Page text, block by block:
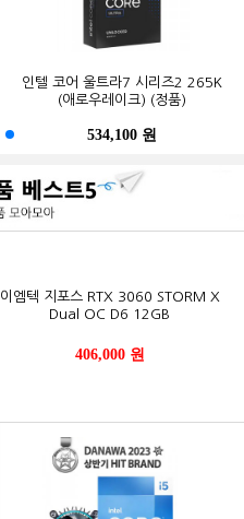
인텔 코어 울트라7 시리즈2 265K
(애로우레이크) (정품)
534,100 원
마이크론 Crucial DDR5-5600 CL46
PRO 대원씨티에스 (16GB)
387,000 원
ASUS TUF Gaming B850-PLUS WIFI
STCOM(조립용)
339,000 원
MSI 지포스 RTX 5070 게이밍 트리오
OC D7 12GB 트라이프로져4
1,299,000 원
삼성전자 990 PRO M.2 NVMe (2TB)
1,027,000 원
이엠텍 지포스 RTX 3060 STORM X
Dual OC D6 12GB
406,000 원